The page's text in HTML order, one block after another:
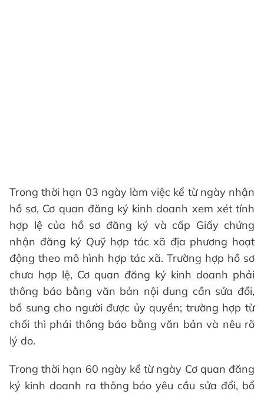
Trong thời hạn 03 ngày làm việc kể từ ngày nhận
hồ sơ, Cơ quan đăng ký kinh doanh xem xét tính
hợp lệ của hồ sơ đăng ký và cấp Giấy chứng
nhận đăng ký Quỹ hợp tác xã địa phương hoạt
động theo mô hình hợp tác xã. Trường hợp hồ sơ
chưa hợp lệ, Cơ quan đăng ký kinh doanh phải
thông báo bằng văn bản nội dung cần sửa đổi,
bổ sung cho người được ủy quyền; trường hợp từ
chối thì phải thông báo bằng văn bản và nêu rõ
lý do.
Trong thời hạn 60 ngày kể từ ngày Cơ quan đăng
ký kinh doanh ra thông báo yêu cầu sửa đổi, bổ